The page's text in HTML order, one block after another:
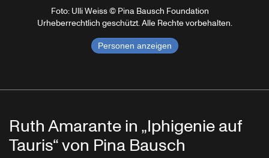
Foto: Ulli Weiss © Pina Bausch Foundation
Urheberrechtlich geschützt. Alle Rechte vorbehalten.
Personen anzeigen
Ruth Amarante in „Iphigenie auf
Tauris“ von Pina Bausch